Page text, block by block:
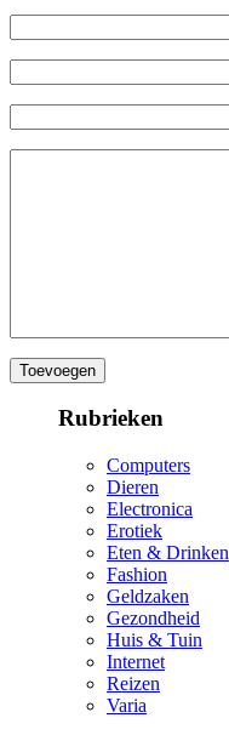
Rubrieken
Computers
Dieren
Electronica
Erotiek
Eten & Drinken
Fashion
Geldzaken
Gezondheid
Huis & Tuin
Internet
Reizen
Varia